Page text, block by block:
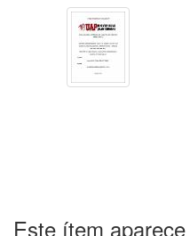
Este ítem